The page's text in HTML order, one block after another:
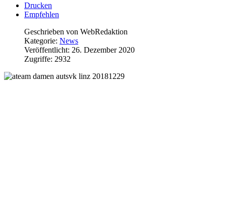
Drucken
Empfehlen
Geschrieben von WebRedaktion
Kategorie: News
Veröffentlicht: 26. Dezember 2020
Zugriffe: 2932